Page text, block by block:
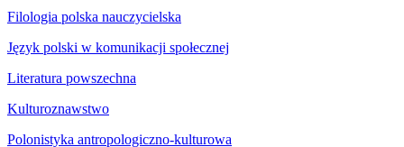
Filologia polska nauczycielska
Język polski w komunikacji społecznej
Literatura powszechna
Kulturoznawstwo
Polonistyka antropologiczno-kulturowa